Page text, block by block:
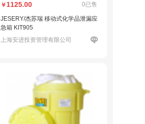
￥ 1125.00 0已售
JESERY/杰苏瑞 移动式化学品泄漏应
急箱 KIT905
上海安进投资管理有限公司